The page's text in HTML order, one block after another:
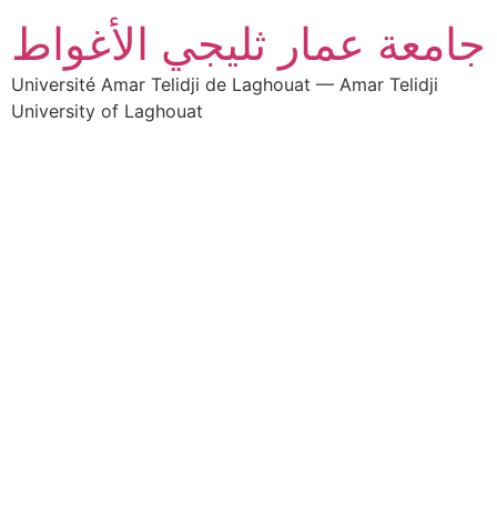
جامعة عمار ثليجي الأغواط
Université Amar Telidji de Laghouat — Amar Telidji
University of Laghouat